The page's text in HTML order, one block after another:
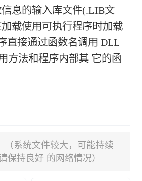
息的输入库文件(.LIB文
载使用可执行程序时加载
直接通过函数名调用 DLL
方法和程序内部其 它的函
（系统文件较大，可能持续
保持良好 的网络情况）